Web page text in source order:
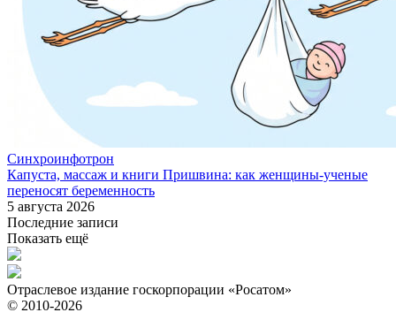
Синхроинфотрон
Капуста, массаж и книги Пришвина: как женщины-ученые
переносят беременность
5 августа 2026
Последние записи
Показать ещё
Отраслевое издание госкорпорации «Росатом»
© 2010-2026